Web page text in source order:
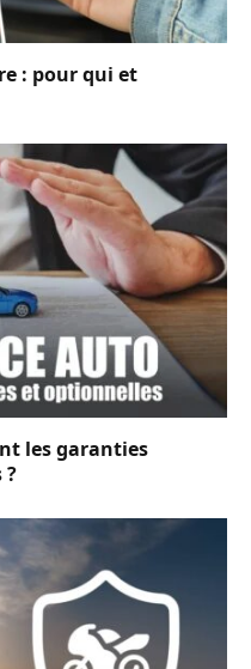
: pour qui et
les garanties
?